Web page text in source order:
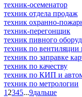
техник-осеменатор
техник отдела продаж
техник охранно-
техник-перегонщик
техник пивного
техник по
техник по заправке
техник по качеству
техник по КИП и
техник по метрологии
1 2345...9дальше